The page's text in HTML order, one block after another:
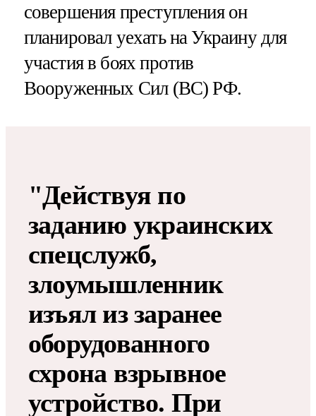
совершения преступления он
планировал уехать на Украину для
участия в боях против
Вооруженных Сил (ВС) РФ.
"Действуя по
заданию украинских
спецслужб,
злоумышленник
изъял из заранее
оборудованного
схрона взрывное
устройство. При